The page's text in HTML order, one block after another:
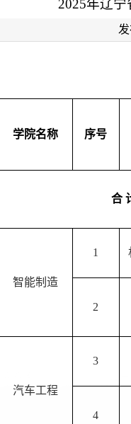
2025年辽宁
学院名称 序号
合
智能制造
1
2
汽车工程
3
4